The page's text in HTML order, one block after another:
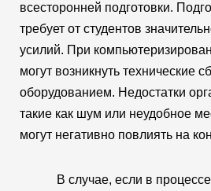
всесторонней подготовки.
требует от студентов
усилий. При
могут возникнуть технические
оборудованием. Недостатки
такие как шум или неудобное
могут негативно повлиять на
В случае, если в